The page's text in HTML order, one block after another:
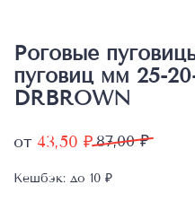
Роговые
пуговиц мм 25-
DRBROWN
от 87,00₽
43,50 ₽
Кешбэк: до 10 ₽